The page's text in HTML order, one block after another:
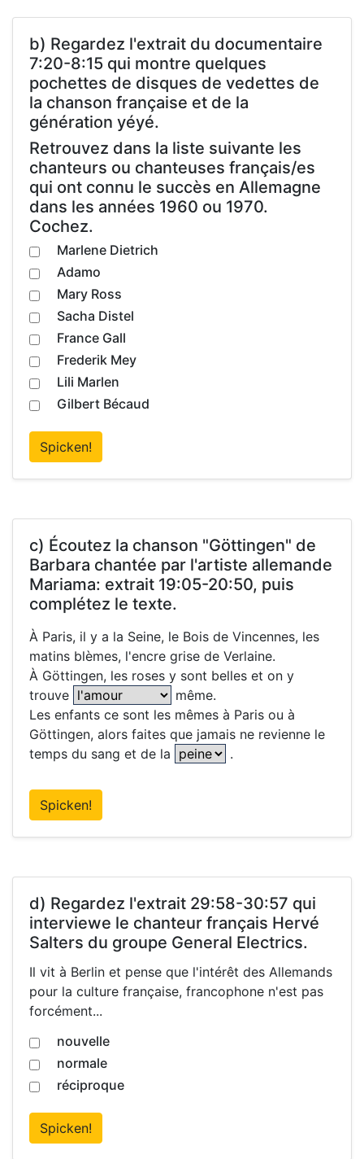
b) Regardez l'extrait du documentaire
7:20-8:15 qui montre quelques
pochettes de disques de vedettes de
la chanson française et de la
génération yéyé.
Retrouvez dans la liste suivante les
chanteurs ou chanteuses français/es
qui ont connu le succès en Allemagne
dans les années 1960 ou 1970.
Cochez.
Marlene Dietrich
Adamo
Mary Ross
Sacha Distel
France Gall
Frederik Mey
Lili Marlen
Gilbert Bécaud
Spicken!
c) Écoutez la chanson "Göttingen" de
Barbara chantée par l'artiste allemande
Mariama: extrait 19:05-20:50, puis
complétez le texte.
À Paris, il y a la Seine, le Bois de Vincennes, les
matins blèmes, l'encre grise de Verlaine.
À Göttingen, les roses y sont belles et on y
trouve
même.
Les enfants ce sont les mêmes à Paris ou à
Göttingen, alors faites que jamais ne revienne le
temps du sang et de la
.
Spicken!
d) Regardez l'extrait 29:58-30:57 qui
interviewe le chanteur français Hervé
Salters du groupe General Electrics.
Il vit à Berlin et pense que l'intérêt des Allemands
pour la culture française, francophone n'est pas
forcément...
nouvelle
normale
réciproque
Spicken!